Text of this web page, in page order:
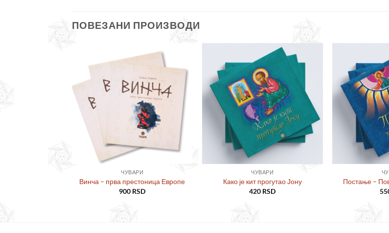
ПОВЕЗАНИ ПРОИЗВОДИ
Додајте
ЧУВАРИ
Винча – прва престоница Европе
900 RSD
жеља
ЧУВАРИ
Како је кит прогутао Јону
420 RSD
Постање –